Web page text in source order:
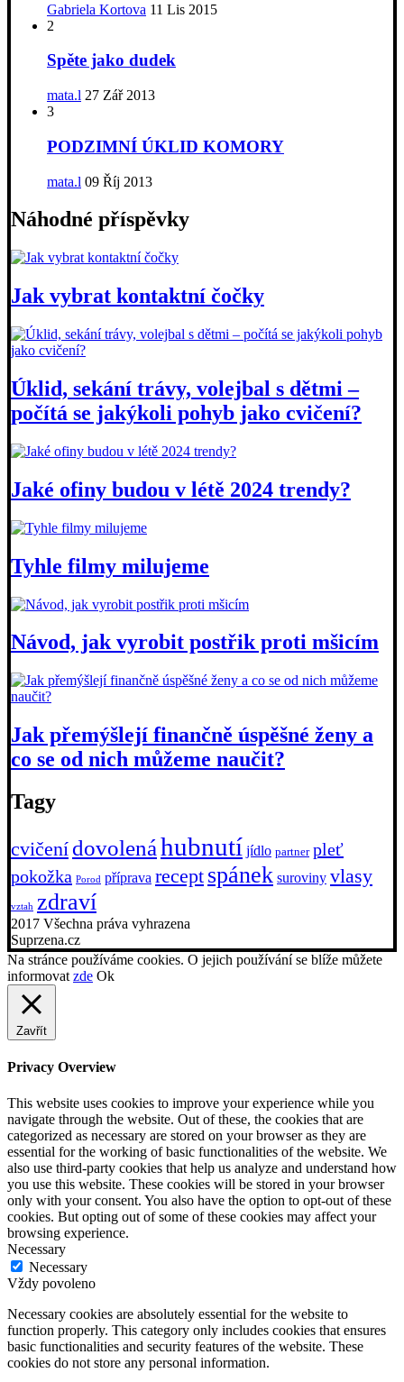
Gabriela Kortova 11 Lis 2015
2
Spěte jako dudek
mata.l 27 Zář 2013
3
PODZIMNÍ ÚKLID KOMORY
mata.l 09 Říj 2013
Náhodné příspěvky
Jak vybrat kontaktní čočky
Úklid, sekání trávy, volejbal s dětmi –
počítá se jakýkoli pohyb jako cvičení?
Jaké ofiny budou v létě 2024 trendy?
Tyhle filmy milujeme
Návod, jak vyrobit postřik proti mšicím
Jak přemýšlejí finančně úspěšné ženy a
co se od nich můžeme naučit?
Tagy
cvičení dovolenáhubnutí jídlo partner pleť
pokožka Porod příprava recept spánek suroviny vlasy
vztah zdraví
2017 Všechna práva vyhrazena
Suprzena.cz
Na stránce používáme cookies. O jejich používání se blíže můžete
informovat zde Ok
Zavřít
Privacy Overview
This website uses cookies to improve your experience while you
navigate through the website. Out of these, the cookies that are
categorized as necessary are stored on your browser as they are
essential for the working of basic functionalities of the website. We
also use third-party cookies that help us analyze and understand how
you use this website. These cookies will be stored in your browser
only with your consent. You also have the option to opt-out of these
cookies. But opting out of some of these cookies may affect your
browsing experience.
Necessary
Necessary
Vždy povoleno
Necessary cookies are absolutely essential for the website to
function properly. This category only includes cookies that ensures
basic functionalities and security features of the website. These
cookies do not store any personal information.